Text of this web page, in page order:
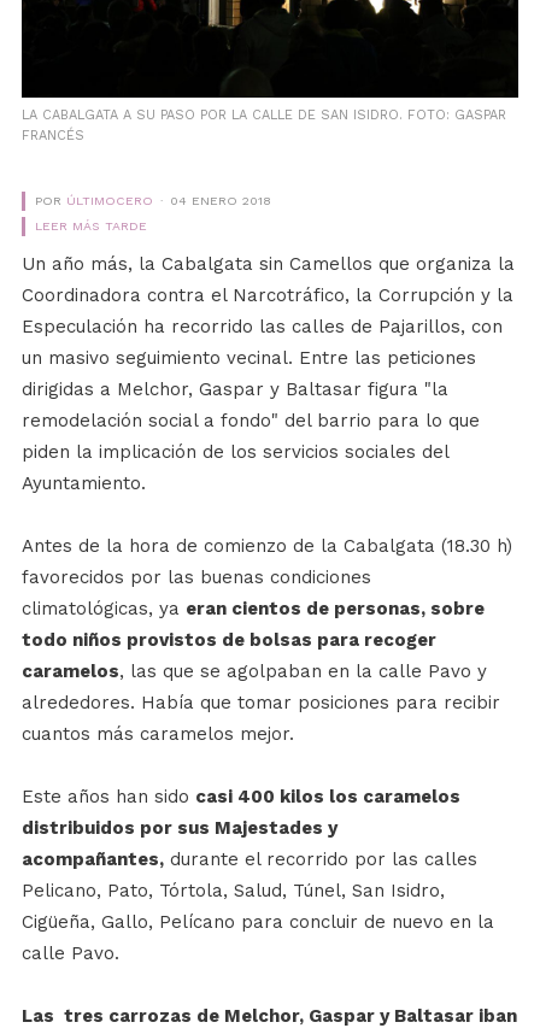
LA CABALGATA A SU PASO POR LA CALLE DE SAN ISIDRO. FOTO: GASPAR
FRANCÉS
POR ÚLTIMOCERO
04 ENERO 2018
LEER MÁS TARDE
Un año más, la Cabalgata sin Camellos que organiza la
Coordinadora contra el Narcotráfico, la Corrupción y la
Especulación ha recorrido las calles de Pajarillos, con
un masivo seguimiento vecinal. Entre las peticiones
dirigidas a Melchor, Gaspar y Baltasar figura "la
remodelación social a fondo" del barrio para lo que
piden la implicación de los servicios sociales del
Ayuntamiento.
Antes de la hora de comienzo de la Cabalgata (18.30 h)
favorecidos por las buenas condiciones
climatológicas, ya eran cientos de personas, sobre
todo niños provistos de bolsas para recoger
caramelos, las que se agolpaban en la calle Pavo y
alrededores. Había que tomar posiciones para recibir
cuantos más caramelos mejor.
Este años han sido casi 400 kilos los caramelos
distribuidos por sus Majestades y
acompañantes,durante el recorrido por las calles
Pelicano, Pato, Tórtola, Salud, Túnel, San Isidro,
Cigüeña, Gallo, Pelícano para concluir de nuevo en la
calle Pavo.
Las tres carrozas de Melchor, Gaspar y Baltasar iban